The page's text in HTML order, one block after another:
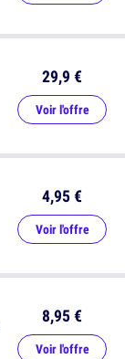
4,95 €
Voir l'offre
29,9 €
Voir l'offre
8,95 €
Voir l'offre